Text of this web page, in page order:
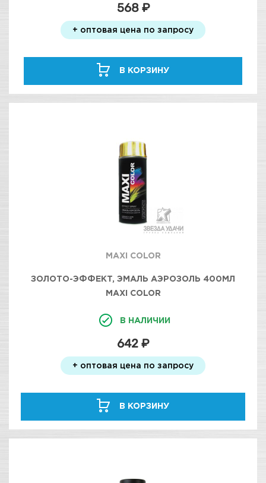
568 ₽
+ оптовая цена по запросу
В КОРЗИНУ
MAXI COLOR
ЗОЛОТО-ЭФФЕКТ, ЭМАЛЬ АЭРОЗОЛЬ 400МЛ
MAXI COLOR
В НАЛИЧИИ
642 ₽
+ оптовая цена по запросу
В КОРЗИНУ